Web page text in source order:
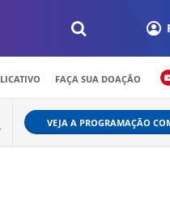
FAÇA SUA DOAÇÃO
VEJA A PROGRAMAÇÃO